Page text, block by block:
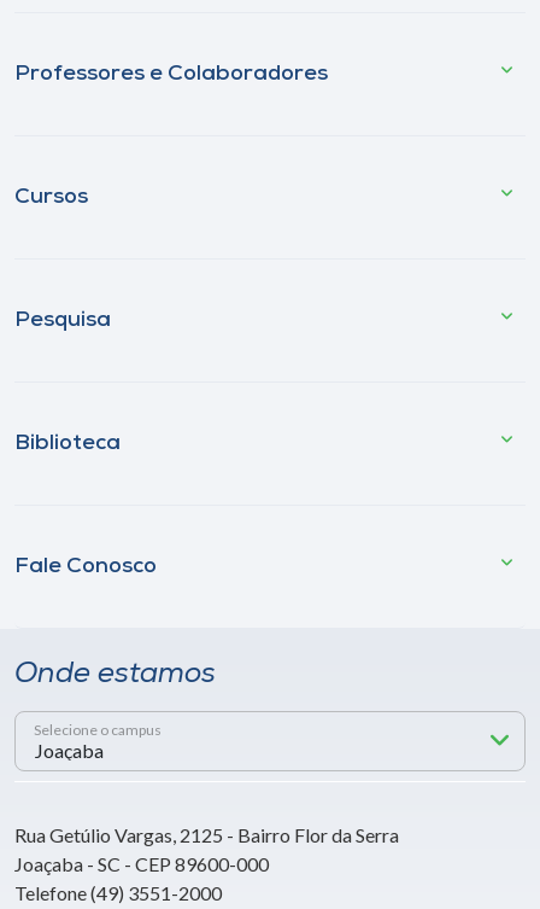
Professores e Colaboradores
Cursos
Pesquisa
Biblioteca
Fale Conosco
Onde estamos
Selecione o campus
Rua Getúlio Vargas, 2125 - Bairro Flor da Serra
Joaçaba - SC - CEP 89600-000
Telefone (49) 3551-2000